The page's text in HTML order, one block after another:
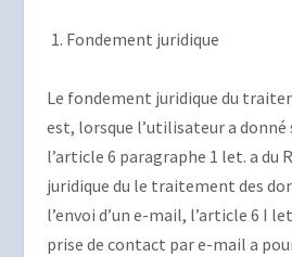
Fondement juridique
Le fondement juridique du
est, lorsque l’utilisateur a
l’article 6 paragraphe 1 let. a du
juridique du le traitement des
l’envoi d’un e-mail, l’article 6 I
prise de contact par e-mail a